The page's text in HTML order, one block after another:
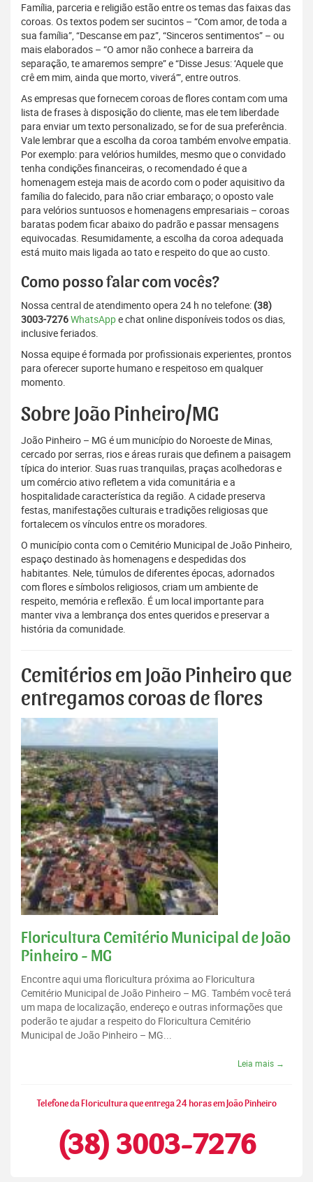
Família, parceria e religião estão entre os temas das faixas das
coroas. Os textos podem ser sucintos – “Com amor, de toda a
sua família”, “Descanse em paz”, “Sinceros sentimentos” – ou
mais elaborados – “O amor não conhece a barreira da
separação, te amaremos sempre” e “Disse Jesus: ‘Aquele que
crê em mim, ainda que morto, viverá’”, entre outros.
As empresas que fornecem coroas de flores contam com uma
lista de frases à disposição do cliente, mas ele tem liberdade
para enviar um texto personalizado, se for de sua preferência.
Vale lembrar que a escolha da coroa também envolve empatia.
Por exemplo: para velórios humildes, mesmo que o convidado
tenha condições financeiras, o recomendado é que a
homenagem esteja mais de acordo com o poder aquisitivo da
família do falecido, para não criar embaraço; o oposto vale
para velórios suntuosos e homenagens empresariais – coroas
baratas podem ficar abaixo do padrão e passar mensagens
equivocadas. Resumidamente, a escolha da coroa adequada
está muito mais ligada ao tato e respeito do que ao custo.
Como posso falar com vocês?
Nossa central de atendimento opera 24 h no telefone: (38)
3003-7276WhatsAppe chat online disponíveis todos os dias,
inclusive feriados.
Nossa equipe é formada por profissionais experientes, prontos
para oferecer suporte humano e respeitoso em qualquer
momento.
Sobre João Pinheiro/MG
João Pinheiro – MG é um município do Noroeste de Minas,
cercado por serras, rios e áreas rurais que definem a paisagem
típica do interior. Suas ruas tranquilas, praças acolhedoras e
um comércio ativo refletem a vida comunitária e a
hospitalidade característica da região. A cidade preserva
festas, manifestações culturais e tradições religiosas que
fortalecem os vínculos entre os moradores.
O município conta com o Cemitério Municipal de João Pinheiro,
espaço destinado às homenagens e despedidas dos
habitantes. Nele, túmulos de diferentes épocas, adornados
com flores e símbolos religiosos, criam um ambiente de
respeito, memória e reflexão. É um local importante para
manter viva a lembrança dos entes queridos e preservar a
história da comunidade.
Cemitérios em João Pinheiro que
entregamos coroas de flores
Floricultura Cemitério Municipal de João
Pinheiro - MG
Encontre aqui uma floricultura próxima ao Floricultura
Cemitério Municipal de João Pinheiro – MG. Também você terá
um mapa de localização, endereço e outras informações que
poderão te ajudar a respeito do Floricultura Cemitério
Municipal de João Pinheiro – MG...
Leia mais →
Telefone da Floricultura que entrega 24 horas em João Pinheiro
(38) 3003-7276